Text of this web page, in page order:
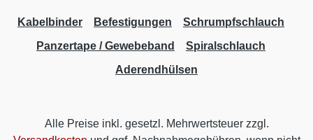
Kabelbinder Befestigungen
Schrumpfschlauch
Panzertape / Gewebeband
Spiralschlauch
Aderendhülsen
Alle Preise inkl. gesetzl. Mehrwertsteuer zzgl.